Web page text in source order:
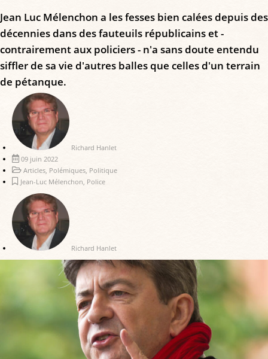
Jean Luc Mélenchon a les fesses bien calées depuis des
décennies dans des fauteuils républicains et -
contrairement aux policiers - n'a sans doute entendu
siffler de sa vie d'autres balles que celles d'un terrain
de pétanque.
Richard Hanlet
09 juin 2022
Articles Polémiques Politique
Jean-Luc Mélenchon Police
Richard Hanlet